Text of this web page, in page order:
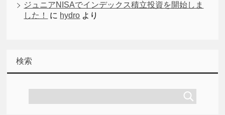
ジュニアNISAでインデックス積立投資を開始しま
した！
に hydro より
検索